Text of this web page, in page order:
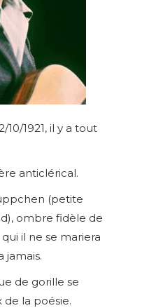
10/1921, il y a tout
anticlérical.
(petite
ombre fidèle de
il ne se mariera
jamais.
de gorille se
la poésie.